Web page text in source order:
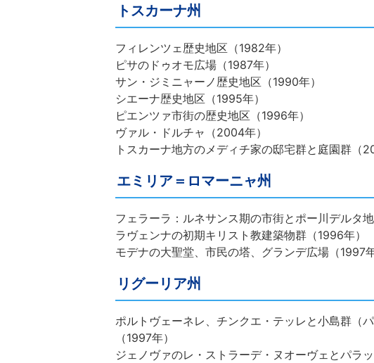
トスカーナ州
フィレンツェ歴史地区（1982年）
ピサのドゥオモ広場（1987年）
サン・ジミニャーノ歴史地区（1990年）
シエーナ歴史地区（1995年）
ピエンツァ市街の歴史地区（1996年）
ヴァル・ドルチャ（2004年）
トスカーナ地方のメディチ家の邸宅群と庭園群（
エミリア＝ロマーニャ州
フェラーラ：ルネサンス期の市街とポー川デルタ地
ラヴェンナの初期キリスト教建築物群（1996年）
モデナの大聖堂、市民の塔、グランデ広場（1997年
リグーリア州
ポルトヴェーネレ、チンクエ・テッレと小島群（
（1997年）
ジェノヴァのレ・ストラーデ・ヌオーヴェとパラ